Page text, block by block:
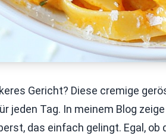
Gericht? Diese cremige
jeden Tag. In meinem Blog
das einfach gelingt. Egal,